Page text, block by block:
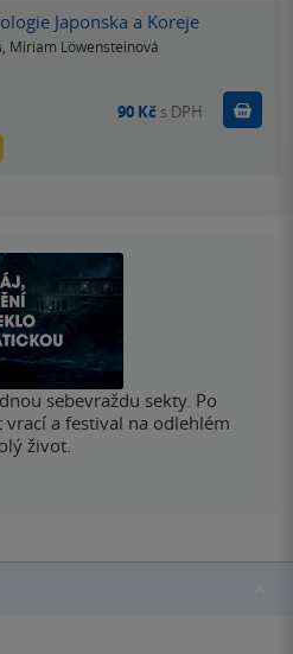
Japonska a Koreje
Miriam Löwensteinová
90 Kč s DPH Koupit
sebevraždu sekty. Po
a festival na odlehlém
život.